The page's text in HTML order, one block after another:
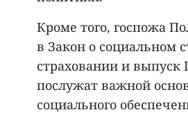
Кроме того, госпожа
в Закон о социальном
страховании и выпуск
послужат важной
социального